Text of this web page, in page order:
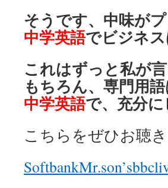
そうです、中味が
中学英語でビジネ
これはずっと私が
もちろん、専門用
中学英語で、充分
こちらをぜひお聴き